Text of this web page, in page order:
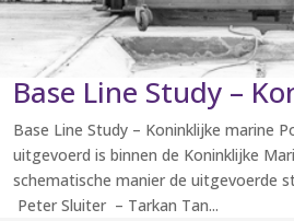
Base Line Study –
Base Line Study – Koninklijke marine
uitgevoerd is binnen de Koninklijke
schematische manier de uitgevoerde
Peter Sluiter – Tarkan Tan...